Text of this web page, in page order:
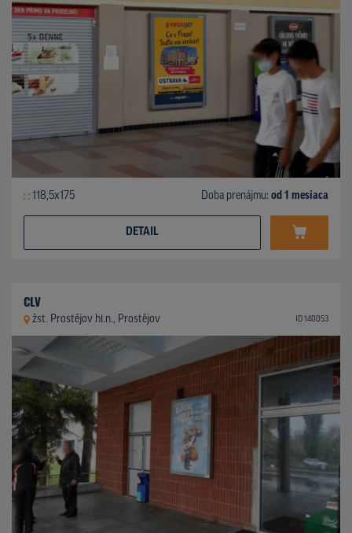
118,5x175 Doba prenájmu: od 1 mesiaca
DETAIL
CLV
žst. Prostějov hl.n., Prostějov ID 140053